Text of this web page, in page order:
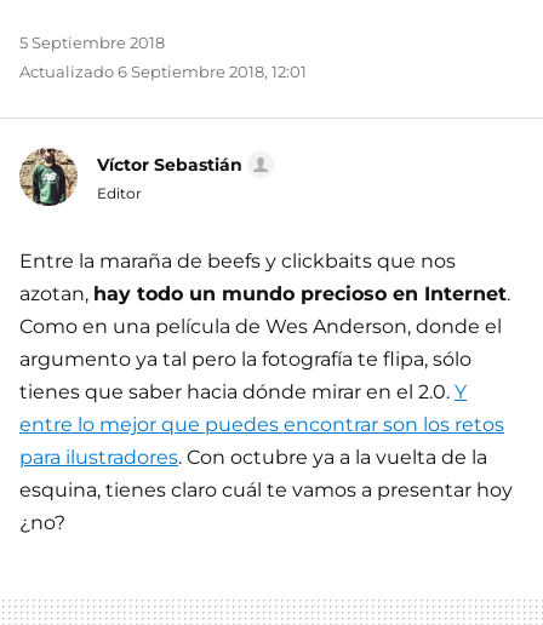
5 Septiembre 2018
Actualizado 6 Septiembre 2018, 12:01
Víctor Sebastián
Editor
Entre la maraña de beefs y clickbaits que nos
azotan, hay todo un mundo precioso en Internet.
Como en una película de Wes Anderson, donde el
argumento ya tal pero la fotografía te flipa, sólo
tienes que saber hacia dónde mirar en el 2.0. Y
entre lo mejor que puedes encontrar son los retos
para ilustradores. Con octubre ya a la vuelta de la
esquina, tienes claro cuál te vamos a presentar hoy
¿no?